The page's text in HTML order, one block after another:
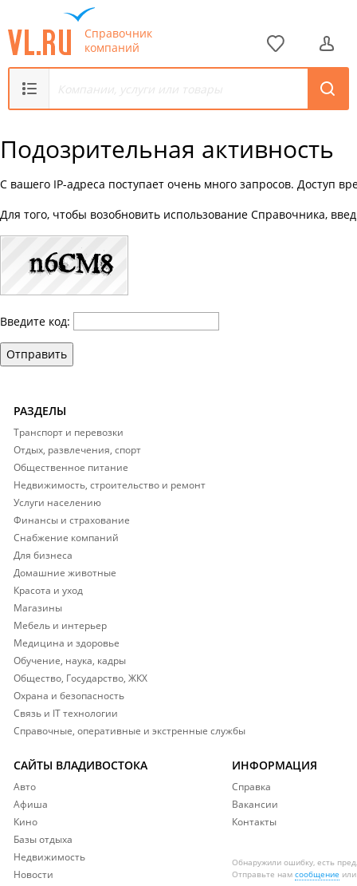
Справочник
компаний
Подозрительная активность
С вашего IP-адреса поступает очень много запросов. Доступ
Для того, чтобы возобновить использование Справочника,
Введите код:
Отправить
РАЗДЕЛЫ
Транспорт и перевозки
Отдых, развлечения, спорт
Общественное питание
Недвижимость, строительство и ремонт
Услуги населению
Финансы и страхование
Снабжение компаний
Для бизнеса
Домашние животные
Красота и уход
Магазины
Мебель и интерьер
Медицина и здоровье
Обучение, наука, кадры
Общество, Государство, ЖКХ
Охрана и безопасность
Связь и IT технологии
Справочные, оперативные и экстренные службы
САЙТЫ ВЛАДИВОСТОКА
Авто
Афиша
Кино
Базы отдыха
Недвижимость
Новости
ИНФОРМАЦИЯ
Справка
Вакансии
Контакты
Обнаружили ошибку, есть
Отправьте нам сообщение